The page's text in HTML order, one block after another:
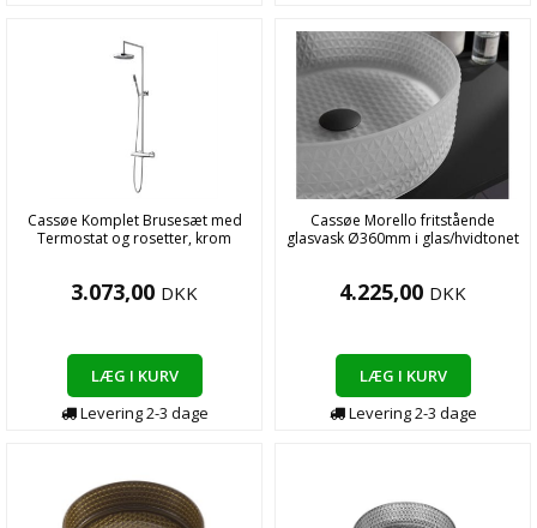
Cassøe Komplet Brusesæt med
Termostat og rosetter, krom
3.073,00 DKK
LÆG I KURV
Levering2-3 dage
Cassøe Morello fritstående
glasvask Ø360mm i glas/hvidtonet
4.225,00 DKK
LÆG I KURV
Levering2-3 dage